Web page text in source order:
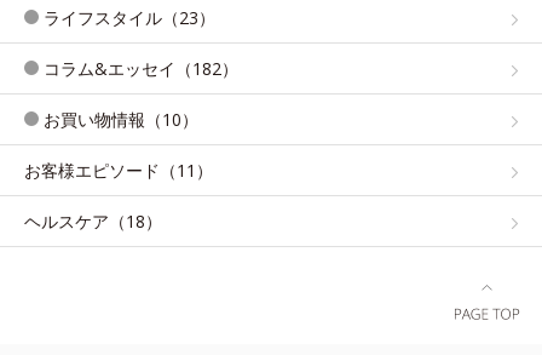
ライフスタイル（23）
コラム&エッセイ（182）
お買い物情報（10）
お客様エピソード（11）
ヘルスケア（18）